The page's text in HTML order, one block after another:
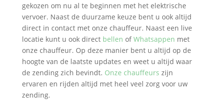
gekozen om nu al te beginnen met het elektrische
vervoer. Naast de duurzame keuze bent u ook altijd
direct in contact met onze chauffeur. Naast een live
locatie kunt u ook direct bellen of Whatsappen met
onze chauffeur. Op deze manier bent u altijd op de
hoogte van de laatste updates en weet u altijd waar
de zending zich bevindt. Onze chauffeurs zijn
ervaren en rijden altijd met heel veel zorg voor uw
zending.